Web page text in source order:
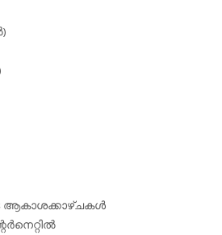
ആകാശക്കാഴ്ചകള്‍